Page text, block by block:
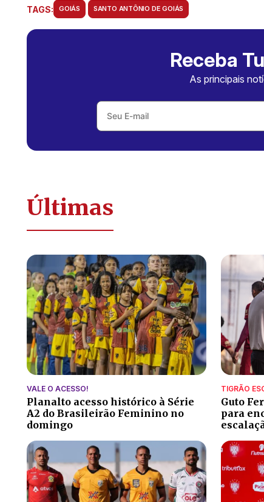
TAGS: GOIÁS SANTO ANTÔNIO DE GOIÁS
Receba
As principais
Últimas
VALE O ACESSO!
Planalto acesso histórico à Série
A2 do Brasileirão Feminino no
domingo
TIGRÃO
Guto
para